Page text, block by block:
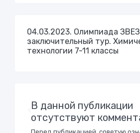
04.03.2023. Олимпиада
заключительный тур.
технологии 7-11 классы
В данной публикации
отсутствуют